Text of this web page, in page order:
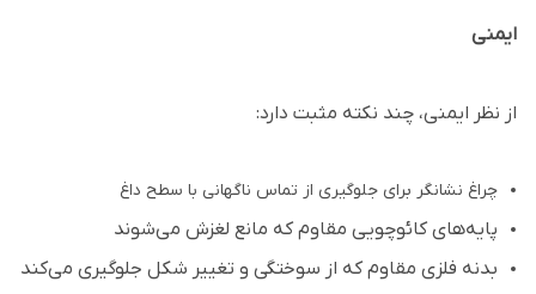
ایمنی
از نظر ایمنی، چند نکته مثبت دارد:
چراغ نشانگر برای جلوگیری از تماس ناگهانی با سطح داغ
پایه‌های کائوچویی مقاوم که مانع لغزش می‌شوند
بدنه فلزی مقاوم که از سوختگی و تغییر شکل جلوگیری می‌کند